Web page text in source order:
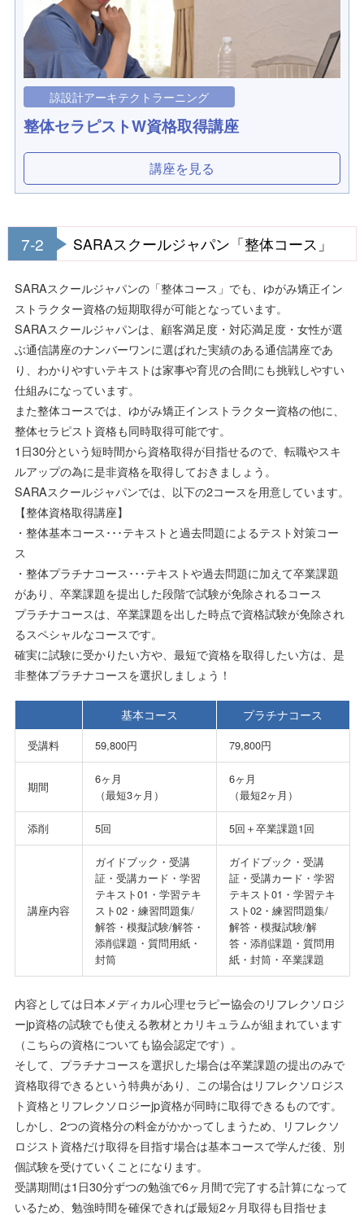
諒設計アーキテクトラーニング
整体セラピストW資格取得講座
講座を見る
7-2 SARAスクールジャパン「整体コース」
SARAスクールジャパンの「整体コース」でも、ゆがみ矯正イン
ストラクター資格の短期取得が可能となっています。
SARAスクールジャパンは、顧客満足度・対応満足度・女性が選
ぶ通信講座のナンバーワンに選ばれた実績のある通信講座であ
り、わかりやすいテキストは家事や育児の合間にも挑戦しやすい
仕組みになっています。
また整体コースでは、ゆがみ矯正インストラクター資格の他に、
整体セラピスト資格も同時取得可能です。
1日30分という短時間から資格取得が目指せるので、転職やスキ
ルアップの為に是非資格を取得しておきましょう。
SARAスクールジャパンでは、以下の2コースを用意しています。
【整体資格取得講座】
・整体基本コース･･･テキストと過去問題によるテスト対策コー
ス
・整体プラチナコース･･･テキストや過去問題に加えて卒業課題
があり、卒業課題を提出した段階で試験が免除されるコース
プラチナコースは、卒業課題を出した時点で資格試験が免除され
るスペシャルなコースです。
確実に試験に受かりたい方や、最短で資格を取得したい方は、是
非整体プラチナコースを選択しましょう！
基本コース プラチナコース
受講料 59,800円 79,800円
期間
6ヶ月
（最短3ヶ月）
6ヶ月
（最短2ヶ月）
添削 5回 5回＋卒業課題1回
講座内容
ガイドブック・受講
証・受講カード・学習
テキスト01・学習テキ
スト02・練習問題集/
解答・模擬試験/解答・
添削課題・質問用紙・
封筒
ガイドブック・受講
証・受講カード・学習
テキスト01・学習テキ
スト02・練習問題集/
解答・模擬試験/解
答・添削課題・質問用
紙・封筒・卒業課題
内容としては日本メディカル心理セラピー協会のリフレクソロジ
ーjp資格の試験でも使える教材とカリキュラムが組まれています
（こちらの資格についても協会認定です）。
そして、プラチナコースを選択した場合は卒業課題の提出のみで
資格取得できるという特典があり、この場合はリフレクソロジス
ト資格とリフレクソロジーjp資格が同時に取得できるものです。
しかし、2つの資格分の料金がかかってしまうため、リフレクソ
ロジスト資格だけ取得を目指す場合は基本コースで学んだ後、別
個試験を受けていくことになります。
受講期間は1日30分ずつの勉強で6ヶ月間で完了する計算になって
いるため、勉強時間を確保できれば最短2ヶ月取得も目指せま